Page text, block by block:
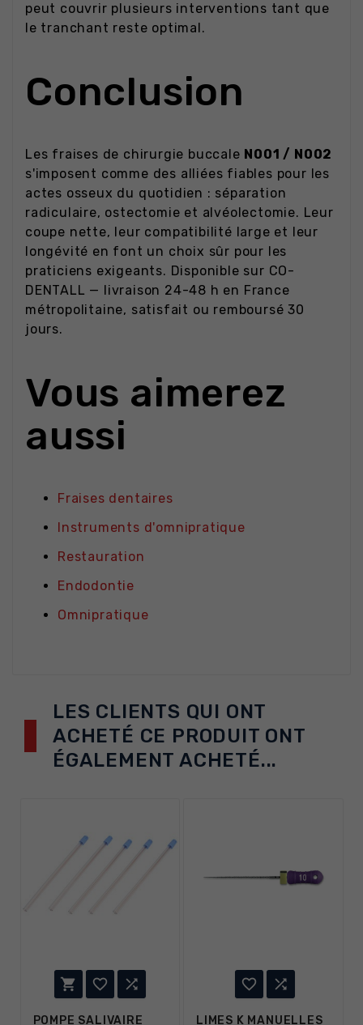
peut couvrir plusieurs interventions tant que
le tranchant reste optimal.
Conclusion
Les fraises de chirurgie buccale N001 / N002
s'imposent comme des alliées fiables pour les
actes osseux du quotidien : séparation
radiculaire, ostectomie et alvéolectomie. Leur
coupe nette, leur compatibilité large et leur
longévité en font un choix sûr pour les
praticiens exigeants. Disponible sur CO-
DENTALL — livraison 24-48 h en France
métropolitaine, satisfait ou remboursé 30
jours.
Vous aimerez
aussi
Fraises dentaires
Instruments d'omnipratique
Restauration
Endodontie
Omnipratique
LES CLIENTS QUI ONT
ACHETÉ CE PRODUIT ONT
ÉGALEMENT ACHETÉ...
  
POMPE SALIVAIRE
 
LIMES K MANUELLES